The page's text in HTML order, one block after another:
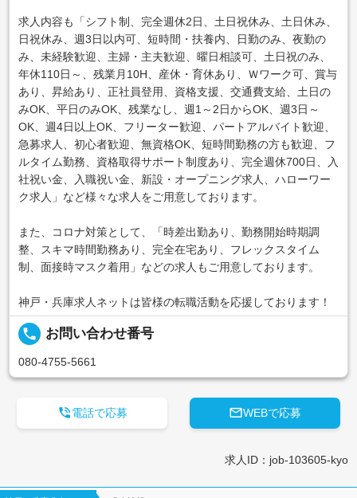
求人内容も「シフト制、完全週休2日、土日祝休み、土日休み、
日祝休み、週3日以内可、短時間・扶養内、日勤のみ、夜勤の
み、未経験歓迎、主婦・主夫歓迎、曜日相談可、土日祝のみ、
年休110日～、残業月10H、産休・育休あり、Ｗワーク可、賞与
あり、昇給あり、正社員登用、資格支援、交通費支給、土日の
みOK、平日のみOK、残業なし、週1～2日からOK、週3日～
OK、週4日以上OK、フリーター歓迎、パートアルバイト歓迎、
急募求人、初心者歓迎、無資格OK、短時間勤務の方も歓迎、フ
ルタイム勤務、資格取得サポート制度あり、完全週休700日、入
社祝い金、入職祝い金、新設・オープニング求人、ハローワー
ク求人」など様々な求人をご用意しております。
また、コロナ対策として、「時差出勤あり、勤務開始時期調
整、スキマ時間勤務あり、完全在宅あり、フレックスタイム
制、面接時マスク着用」などの求人もご用意しております。
神戸・兵庫求人ネットは皆様の転職活動を応援しております！
local_phone お問い合わせ番号
080-4755-5661
WEBで応募
電話で応募
求人ID：job-103605-kyo